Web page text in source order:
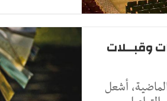
وقبــلات
أشعل